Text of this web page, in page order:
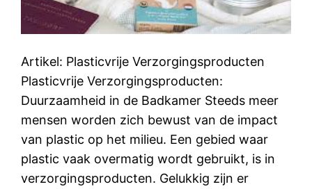
Artikel: Plasticvrije Verzorgingsproducten
Plasticvrije Verzorgingsproducten:
Duurzaamheid in de Badkamer Steeds meer
mensen worden zich bewust van de impact
van plastic op het milieu. Een gebied waar
plastic vaak overmatig wordt gebruikt, is in
verzorgingsproducten. Gelukkig zijn er